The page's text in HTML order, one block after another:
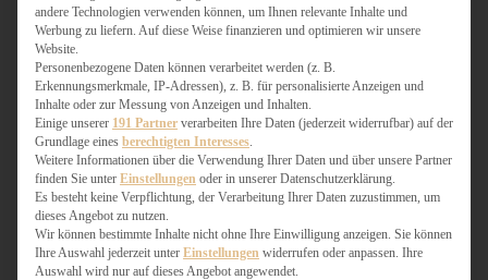
SÜSSES HAUPTGERICHT
TÖRTCHEN
VEGAN SÜSS
WEIHNACHTSBÄCKEREI
HERZHAFT
BURGER & SANDWICHES
FIX AUF DEM TISCH
andere Technologien verwenden können, um Ihnen relevante Inhalte und
Werbung zu liefern. Auf diese Weise finanzieren und optimieren wir unsere
Website.
Personenbezogene Daten können verarbeitet werden (z. B.
Erkennungsmerkmale, IP-Adressen), z. B. für personalisierte Anzeigen und
Inhalte oder zur Messung von Anzeigen und Inhalten.
Einige unserer 191 Partner verarbeiten Ihre Daten (jederzeit widerrufbar) auf der
Grundlage eines berechtigten Interesses
Weitere Informationen über die Verwendung Ihrer Daten und über unsere Partner
finden Sie unter Einstellungen oder in unserer Datenschutzerklärung.
Es besteht keine Verpflichtung, der Verarbeitung Ihrer Daten zuzustimmen, um
dieses Angebot zu nutzen.
Wir können bestimmte Inhalte nicht ohne Ihre Einwilligung anzeigen. Sie können
Ihre Auswahl jederzeit unter Einstellungen widerrufen oder anpassen. Ihre
Auswahl wird nur auf dieses Angebot angewendet.